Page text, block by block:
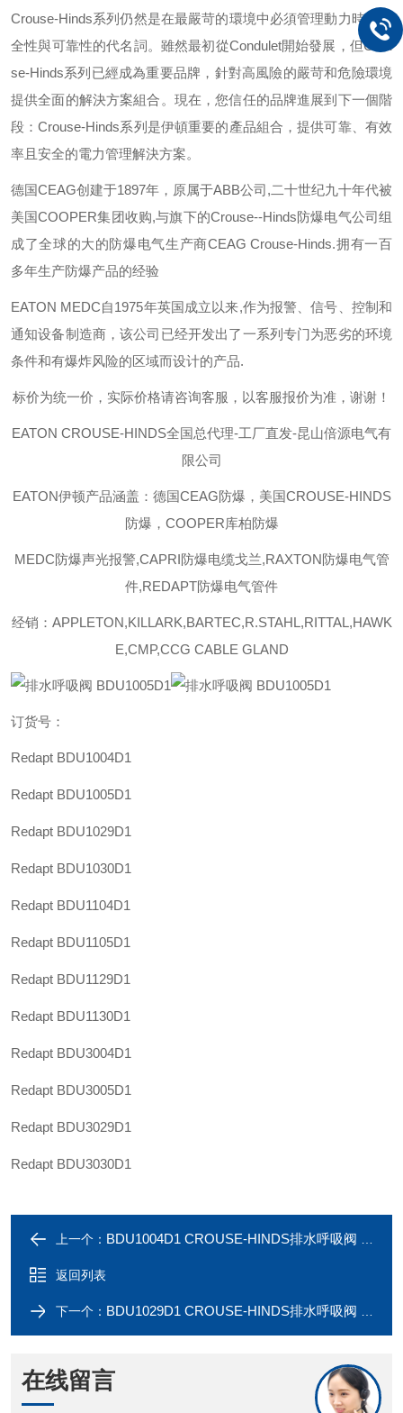
Crouse-Hinds系列仍然是在最嚴苛的環境中必須管理動力時，安
全性與可靠性的代名詞。雖然最初從Condulet開始發展，但Crou
se-Hinds系列已經成為重要品牌，針對高風險的嚴苛和危險環境
提供全面的解決方案組合。現在，您信任的品牌進展到下一個階
段：Crouse-Hinds系列是伊頓重要的產品組合，提供可靠、有效
率且安全的電力管理解決方案。
德国CEAG创建于1897年，原属于ABB公司,二十世纪九十年代被
美国COOPER集团收购,与旗下的Crouse--Hinds防爆电气公司组
成了全球的大的防爆电气生产商CEAG Crouse-Hinds.拥有一百
多年生产防爆产品的经验
EATON MEDC自1975年英国成立以来,作为报警、信号、控制和
通知设备制造商，该公司已经开发出了一系列专门为恶劣的环境
条件和有爆炸风险的区域而设计的产品.
标价为统一价，实际价格请咨询客服，以客服报价为准，谢谢！
EATON CROUSE-HINDS全国总代理-工厂直发-昆山倍源电气有
限公司
EATON伊顿产品涵盖：德国CEAG防爆，美国CROUSE-HINDS
防爆，COOPER库柏防爆
MEDC防爆声光报警,CAPRI防爆电缆戈兰,RAXTON防爆电气管
件,REDAPT防爆电气管件
经销：APPLETON,KILLARK,BARTEC,R.STAHL,RITTAL,HAWK
E,CMP,CCG CABLE GLAND
订货号：
Redapt BDU1004D1
Redapt BDU1005D1
Redapt BDU1029D1
Redapt BDU1030D1
Redapt BDU1104D1
Redapt BDU1105D1
Redapt BDU1129D1
Redapt BDU1130D1
Redapt BDU3004D1
Redapt BDU3005D1
Redapt BDU3029D1
Redapt BDU3030D1
上一个： BDU1004D1 CROUSE-HINDS排水呼吸阀 BDU1004D1
返回列表
下一个： BDU1029D1 CROUSE-HINDS排水呼吸阀 BDU1029D1
在线留言